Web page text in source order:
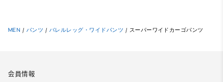
MEN / パンツ / バレルレッグ・ワイドパンツ / スーパーワイドカーゴパンツ
会員情報